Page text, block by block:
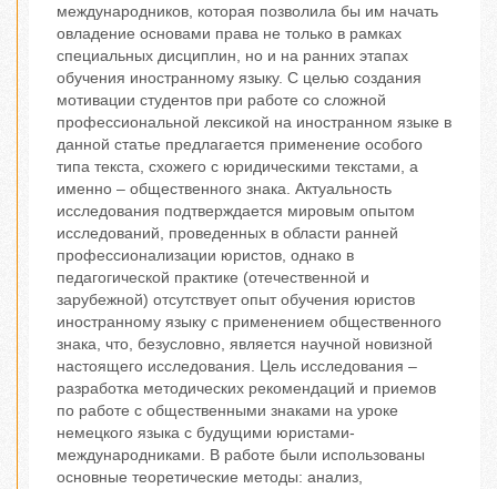
международников, которая позволила бы им начать
овладение основами права не только в рамках
специальных дисциплин, но и на ранних этапах
обучения иностранному языку. С целью создания
мотивации студентов при работе со сложной
профессиональной лексикой на иностранном языке в
данной статье предлагается применение особого
типа текста, схожего с юридическими текстами, а
именно – общественного знака. Актуальность
исследования подтверждается мировым опытом
исследований, проведенных в области ранней
профессионализации юристов, однако в
педагогической практике (отечественной и
зарубежной) отсутствует опыт обучения юристов
иностранному языку с применением общественного
знака, что, безусловно, является научной новизной
настоящего исследования. Цель исследования –
разработка методических рекомендаций и приемов
по работе с общественными знаками на уроке
немецкого языка с будущими юристами-
международниками. В работе были использованы
основные теоретические методы: анализ,